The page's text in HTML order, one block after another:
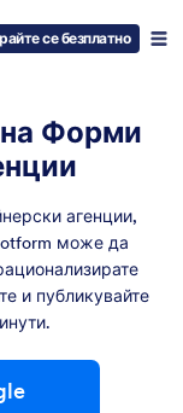
се безплатно
Форми
агенции,
може да
и публикувайте